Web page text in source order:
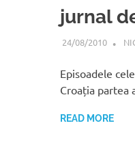
jurnal
24/08/2010
Episoadele
Croația partea
READ MORE